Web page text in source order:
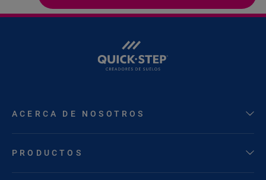
ACERCA DE NOSOTROS
PRODUCTOS